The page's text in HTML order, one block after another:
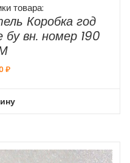
товара:
Коробка год
вн. номер 190
₽